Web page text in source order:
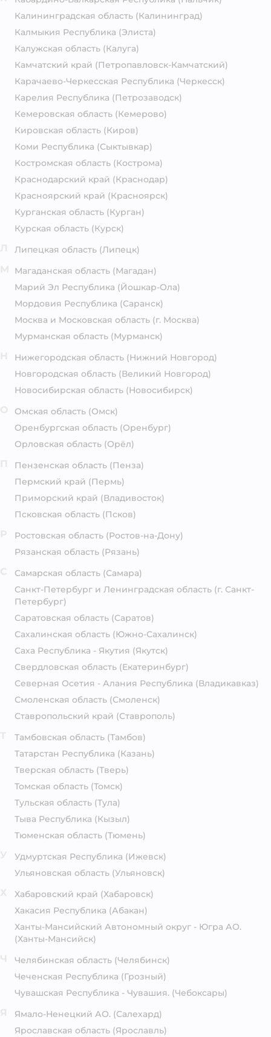
Калининградская область (Калининград)
Калмыкия Республика (Элиста)
Калужская область (Калуга)
Камчатский край (Петропавловск-Камчатский)
Карачаево-Черкесская Республика (Черкесск)
Карелия Республика (Петрозаводск)
Кемеровская область (Кемерово)
Кировская область (Киров)
Коми Республика (Сыктывкар)
Костромская область (Кострома)
Краснодарский край (Краснодар)
Красноярский край (Красноярск)
Курганская область (Курган)
Курская область (Курск)
Липецкая область (Липецк)
Магаданская область (Магадан)
Марий Эл Республика (Йошкар-Ола)
Мордовия Республика (Саранск)
Москва и Московская область (г. Москва)
Мурманская область (Мурманск)
Нижегородская область (Нижний Новгород)
Новгородская область (Великий Новгород)
Новосибирская область (Новосибирск)
Омская область (Омск)
Оренбургская область (Оренбург)
Орловская область (Орёл)
Пензенская область (Пенза)
Пермский край (Пермь)
Приморский край (Владивосток)
Псковская область (Псков)
Ростовская область (Ростов-на-Дону)
Рязанская область (Рязань)
Самарская область (Самара)
Санкт-Петербург и Ленинградская область (г. Санкт-
Петербург)
Саратовская область (Саратов)
Сахалинская область (Южно-Сахалинск)
Саха Республика - Якутия (Якутск)
Свердловская область (Екатеринбург)
Северная Осетия - Алания Республика (Владикавказ)
Смоленская область (Смоленск)
Ставропольский край (Ставрополь)
Тамбовская область (Тамбов)
Татарстан Республика (Казань)
Тверская область (Тверь)
Томская область (Томск)
Тульская область (Тула)
Тыва Республика (Кызыл)
Тюменская область (Тюмень)
Удмуртская Республика (Ижевск)
Ульяновская область (Ульяновск)
Хабаровский край (Хабаровск)
Хакасия Республика (Абакан)
Ханты-Мансийский Автономный округ - Югра АО.
(Ханты-Мансийск)
Челябинская область (Челябинск)
Чеченская Республика (Грозный)
Чувашская Республика - Чувашия. (Чебоксары)
Ямало-Ненецкий АО. (Салехард)
Ярославская область (Ярославль)